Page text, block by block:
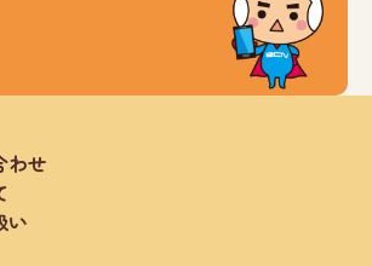
わせ
い